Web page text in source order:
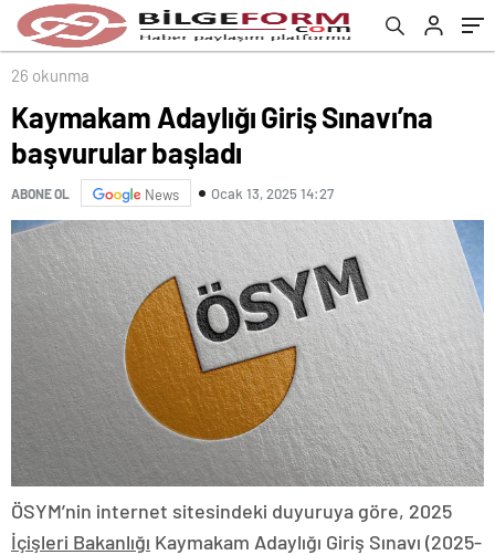
26 okunma
Kaymakam Adaylığı Giriş Sınavı’na
başvurular başladı
ABONE OL News Ocak 13, 2025 14:27
ÖSYM’nin internet sitesindeki duyuruya göre, 2025
İçişleri Bakanlığı Kaymakam Adaylığı Giriş Sınavı (2025-